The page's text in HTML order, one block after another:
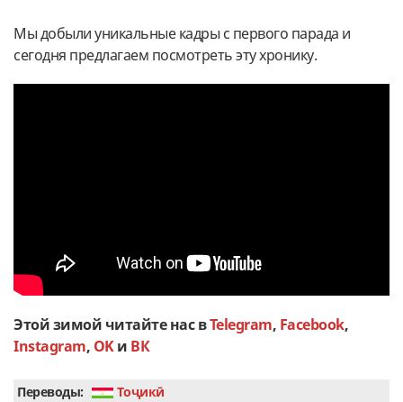
Мы добыли уникальные кадры с первого парада и
сегодня предлагаем посмотреть эту хронику.
Этой зимой читайте нас вTelegram, Facebook,
Instagram, OKи ВК
Переводы: Тоҷикӣ